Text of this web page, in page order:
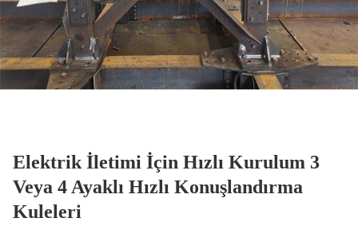
Elektrik İletimi İçin Hızlı Kurulum 3
Veya 4 Ayaklı Hızlı Konuşlandırma
Kuleleri